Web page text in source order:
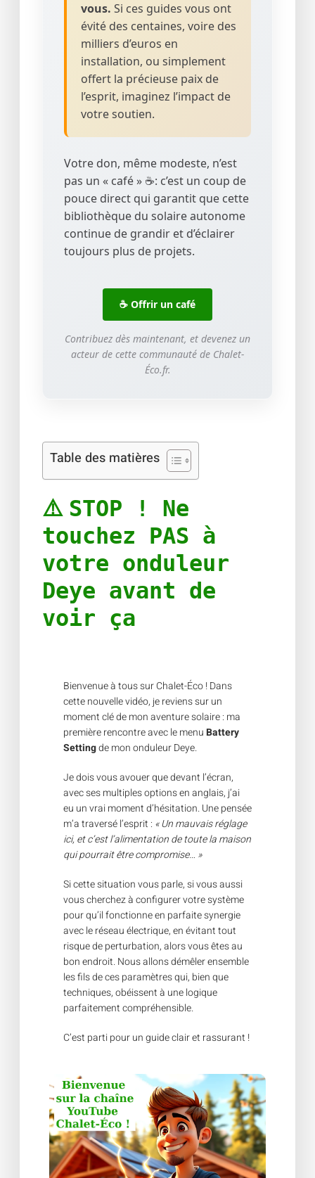
vous. Si ces guides vous ont
évité des centaines, voire des
milliers d’euros en
installation, ou simplement
offert la précieuse paix de
l’esprit, imaginez l’impact de
votre soutien.
Votre don, même modeste, n’est
pas un « café » ☕: c’est un coup de
pouce direct qui garantit que cette
bibliothèque du solaire autonome
continue de grandir et d’éclairer
toujours plus de projets.
☕ Offrir un café
Contribuez dès maintenant, et devenez un
acteur de cette communauté de Chalet-
Éco.fr.
Table des matières
⚠️ STOP ! Ne
touchez PAS à
votre onduleur
Deye avant de
voir ça
Bienvenue à tous sur Chalet-Éco ! Dans
cette nouvelle vidéo, je reviens sur un
moment clé de mon aventure solaire : ma
première rencontre avec le menuBattery
Settingde mon onduleur Deye.
Je dois vous avouer que devant l’écran,
avec ses multiples options en anglais, j’ai
eu un vrai moment d’hésitation. Une pensée
m’a traversé l’esprit : « Un mauvais réglage
ici, et c’est l’alimentation de toute la maison
qui pourrait être compromise… »
Si cette situation vous parle, si vous aussi
vous cherchez à configurer votre système
pour qu’il fonctionne en parfaite synergie
avec le réseau électrique, en évitant tout
risque de perturbation, alors vous êtes au
bon endroit. Nous allons démêler ensemble
les fils de ces paramètres qui, bien que
techniques, obéissent à une logique
parfaitement compréhensible.
C’est parti pour un guide clair et rassurant !